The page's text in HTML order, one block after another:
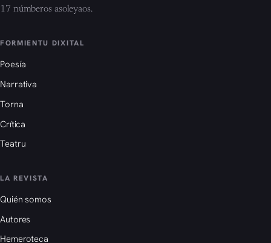
17 númberos asoleyaos.
FORMIENTU DIXITAL
Poesía
Narrativa
Torna
Crítica
Teatru
LA REVISTA
Quién somos
Autores
Hemeroteca